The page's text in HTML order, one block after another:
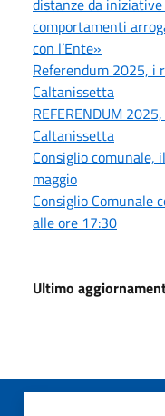
comportamenti
con l’Ente»
Referendum 2025, i
Caltanissetta
REFERENDUM
Caltanissetta
Consiglio comunale,
maggio
Consiglio Comunale
alle ore 17:30
Ultimo